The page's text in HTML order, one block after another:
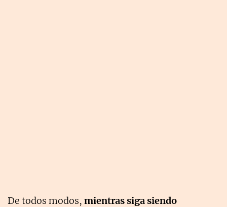
De todos modos, mientras siga siendo